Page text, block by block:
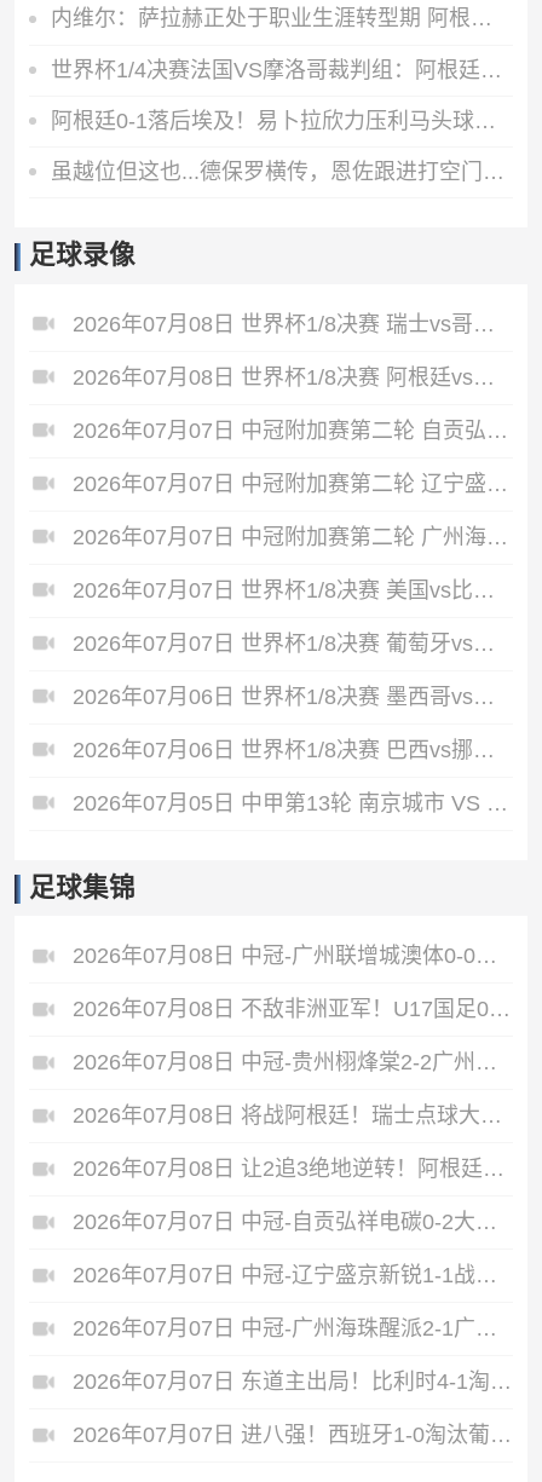
内维尔：萨拉赫正处于职业生涯转型期 阿根廷有良好的化学反应
世界杯1/4决赛法国VS摩洛哥裁判组：阿根廷裁判法昆多·特略主哨
阿根廷0-1落后埃及！易卜拉欣力压利马头球破门，阿提亚助攻
虽越位但这也...德保罗横传，恩佐跟进打空门直接偏出
足球录像
2026年07月08日 世界杯1/8决赛 瑞士vs哥伦比亚 全场录像
2026年07月08日 世界杯1/8决赛 阿根廷vs埃及 全场录像
2026年07月07日 中冠附加赛第二轮 自贡弘祥电碳 VS 大连聚惺晟恒 全场录像
2026年07月07日 中冠附加赛第二轮 辽宁盛京新锐 VS 上海泽天 全场录像
2026年07月07日 中冠附加赛第二轮 广州海珠醒派 VS 吴川青年 全场录像
2026年07月07日 世界杯1/8决赛 美国vs比利时 全场录像
2026年07月07日 世界杯1/8决赛 葡萄牙vs西班牙 全场录像
2026年07月06日 世界杯1/8决赛 墨西哥vs英格兰 全场录像
2026年07月06日 世界杯1/8决赛 巴西vs挪威 全场录像
2026年07月05日 中甲第13轮 南京城市 VS 佛山南狮 全场录像
足球集锦
2026年07月08日 中冠-广州联增城澳体0-0战平重庆两江瀚达 双方握手言和
2026年07月08日 不敌非洲亚军！U17国足0-2坦桑尼亚U17 帅惟浩失良机基津加世界波
2026年07月08日 中冠-贵州栩烽棠2-2广州黄埔志诚 广州两度落后两度扳平
2026年07月08日 将战阿根廷！瑞士点球大战4-3淘汰哥伦比亚 D·桑切斯、库乔失点
2026年07月08日 让2追3绝地逆转！阿根廷3-2绝杀埃及进8强 梅西传射+失点恩佐绝杀
2026年07月07日 中冠-自贡弘祥电碳0-2大连聚惺晟恒 马灿杰破门
2026年07月07日 中冠-辽宁盛京新锐1-1战平上海泽天 双方握手言和
2026年07月07日 中冠-广州海珠醒派2-1广东吴川青年 黎宇扬梅开二度
2026年07月07日 东道主出局！比利时4-1淘汰美国 CDK2射1传 巴洛贡补时被换下
2026年07月07日 进八强！西班牙1-0淘汰葡萄牙 梅里诺91分钟绝杀41岁C罗最后一舞